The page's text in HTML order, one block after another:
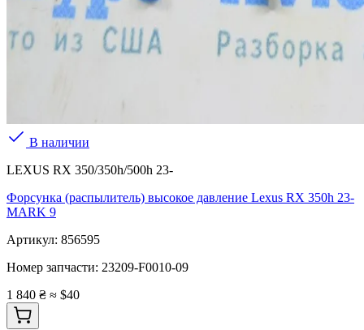
В наличии
LEXUS RX 350/350h/500h 23-
Форсунка (распылитель) высокое давление Lexus RX 350h 23-
MARK 9
Артикул: 856595
Номер запчасти: 23209-F0010-09
1 840 ₴ ≈ $40